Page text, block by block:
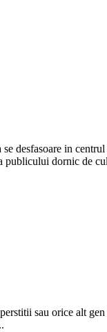
desfasoare in
dornic de
sau orice alt